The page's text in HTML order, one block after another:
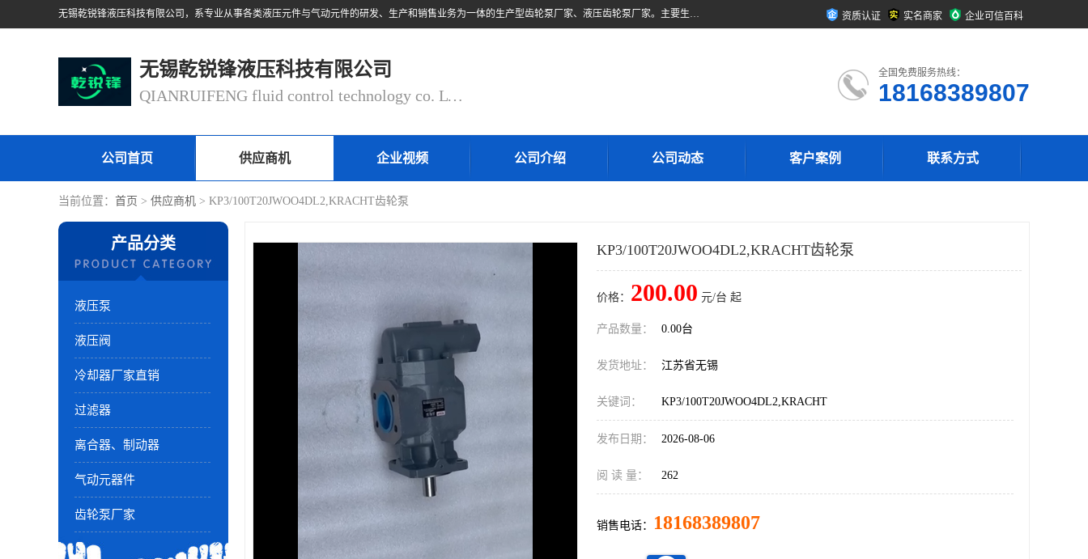
无锡乾锐锋液压科技有限公司，系专业从事各类液压元件与气动元件的研发、生产和销售业务为一体的生产型齿轮泵厂家、液压齿轮泵厂家。主要生产销售风冷式冷却器、液压油风冷却器，冷却器厂家直销、齿轮泵型号、齿轮泵厂家排名详情可来电咨询！ 资质认证 实名商家 企业可信百科
无锡乾锐锋液压科技有限公司
QIANRUIFENG fluid control technology co. LTD
全国免费服务热线：
18168389807
公司首页 供应商机 企业视频 公司介绍 公司动态 客户案例 联系方式
当前位置： 首页 > 供应商机 > KP3/100T20JWOO4DL2,KRACHT齿轮泵
产品分类
液压泵
液压阀
冷却器厂家直销
过滤器
离合器、制动器
气动元器件
齿轮泵厂家
KP3/100T20JWOO4DL2,KRACHT齿轮泵
价格： 200.00 元/台 起
产品数量： 0.00台
发货地址： 江苏省无锡
关键词： KP3/100T20JWOO4DL2,KRACHT
发布日期： 2026-08-06
阅 读 量： 262
销售电话： 18168389807